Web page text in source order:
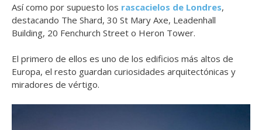
Así como por supuesto los rascacielos de Londres,
destacando The Shard, 30 St Mary Axe, Leadenhall
Building, 20 Fenchurch Street o Heron Tower.
El primero de ellos es uno de los edificios más altos de
Europa, el resto guardan curiosidades arquitectónicas y
miradores de vértigo.